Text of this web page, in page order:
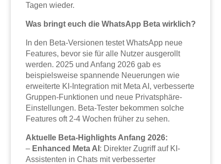
Tagen wieder.
Was bringt euch die WhatsApp Beta wirklich?
In den Beta-Versionen testet WhatsApp neue
Features, bevor sie für alle Nutzer ausgerollt
werden. 2025 und Anfang 2026 gab es
beispielsweise spannende Neuerungen wie
erweiterte KI-Integration mit Meta AI, verbesserte
Gruppen-Funktionen und neue Privatsphäre-
Einstellungen. Beta-Tester bekommen solche
Features oft 2-4 Wochen früher zu sehen.
Aktuelle Beta-Highlights Anfang 2026:
– Enhanced Meta AI : Direkter Zugriff auf KI-
Assistenten in Chats mit verbesserter